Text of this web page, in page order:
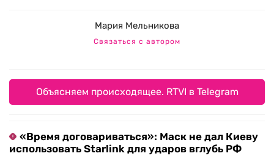
Мария Мельникова
Связаться с автором
Объясняем происходящее. RTVI в Telegram
«Время договариваться»: Маск не дал Киеву
использовать Starlink для ударов вглубь РФ